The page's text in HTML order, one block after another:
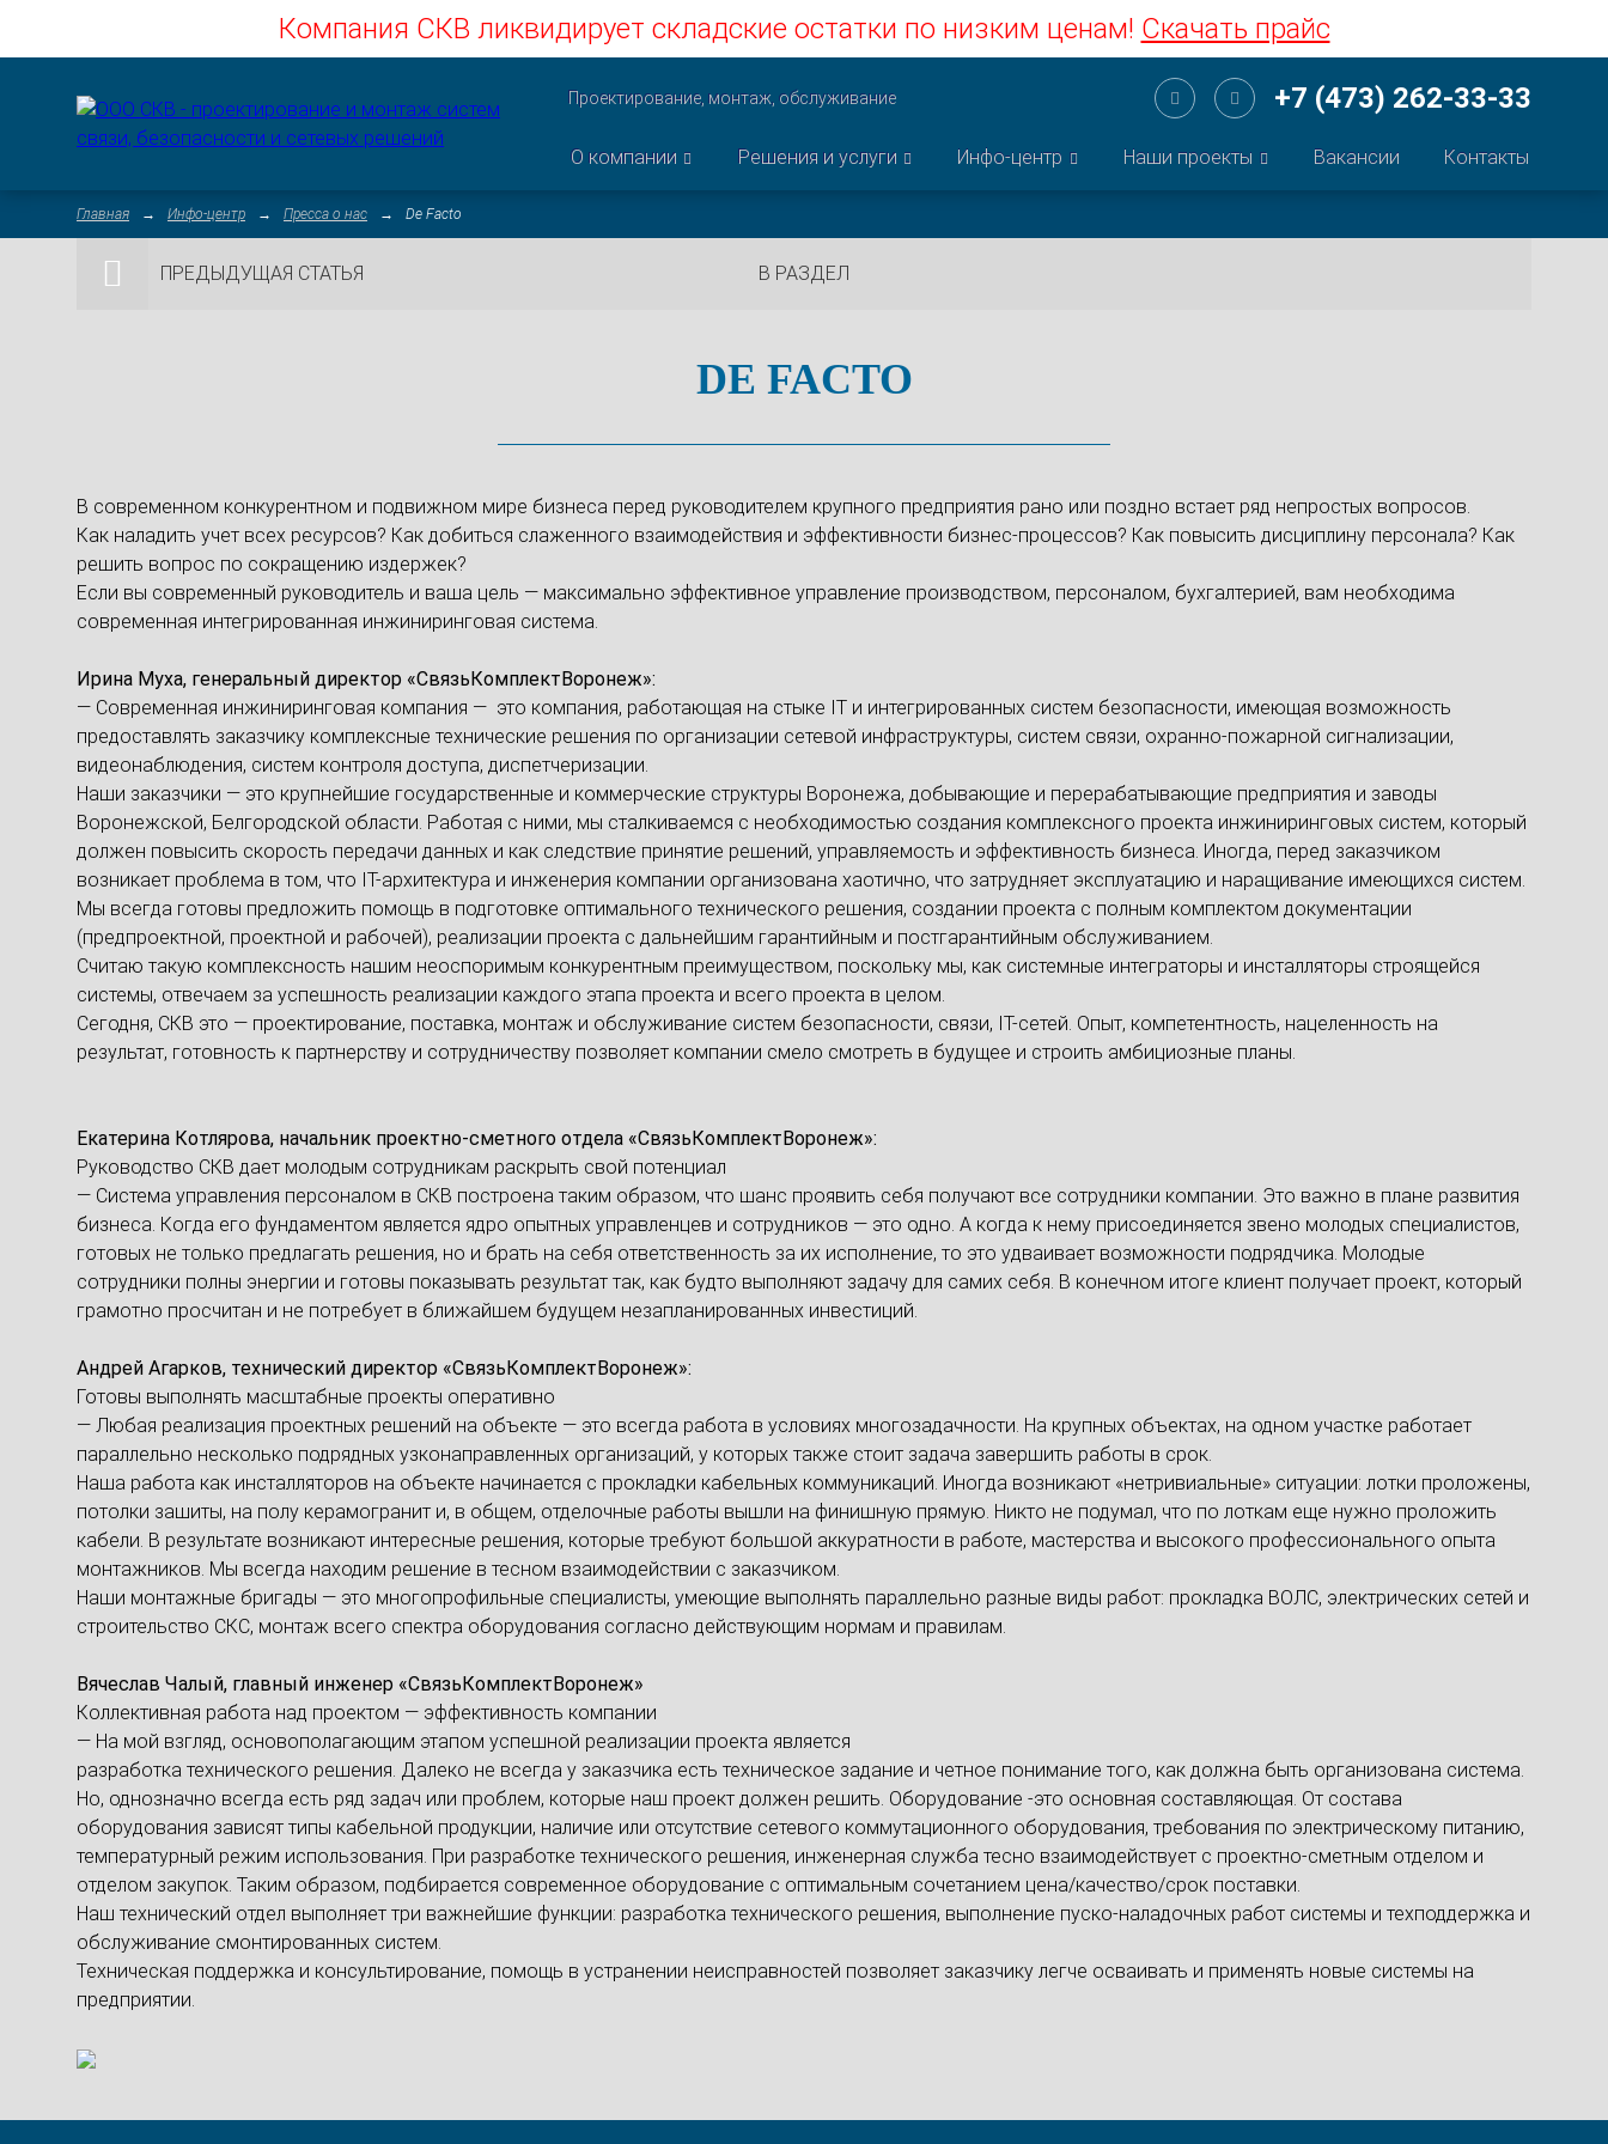
Компания СКВ ликвидирует складские остатки по низким ценам! Скачать прайс
Проектирование, монтаж, обслуживание +7 (473) 262-33-33
О компании Решения и услуги Инфо-центр Наши проекты Вакансии Контакты
Главная Инфо-центр Пресса о нас De Facto
ПРЕДЫДУЩАЯ СТАТЬЯ В РАЗДЕЛ
DE FACTO
В современном конкурентном и подвижном мире бизнеса перед руководителем крупного предприятия рано или поздно встает ряд непростых вопросов.
Как наладить учет всех ресурсов? Как добиться слаженного взаимодействия и эффективности бизнес-процессов? Как повысить дисциплину персонала? Как
решить вопрос по сокращению издержек?
Если вы современный руководитель и ваша цель — максимально эффективное управление производством, персоналом, бухгалтерией, вам необходима
современная интегрированная инжиниринговая система.
Ирина Муха, генеральный директор «СвязьКомплектВоронеж»:
— Современная инжиниринговая компания — это компания, работающая на стыке IT и интегрированных систем безопасности, имеющая возможность
предоставлять заказчику комплексные технические решения по организации сетевой инфраструктуры, систем связи, охранно-пожарной сигнализации,
видеонаблюдения, систем контроля доступа, диспетчеризации.
Наши заказчики — это крупнейшие государственные и коммерческие структуры Воронежа, добывающие и перерабатывающие предприятия и заводы
Воронежской, Белгородской области. Работая с ними, мы сталкиваемся с необходимостью создания комплексного проекта инжиниринговых систем, который
должен повысить скорость передачи данных и как следствие принятие решений, управляемость и эффективность бизнеса. Иногда, перед заказчиком
возникает проблема в том, что IT-архитектура и инженерия компании организована хаотично, что затрудняет эксплуатацию и наращивание имеющихся систем.
Мы всегда готовы предложить помощь в подготовке оптимального технического решения, создании проекта с полным комплектом документации
(предпроектной, проектной и рабочей), реализации проекта с дальнейшим гарантийным и постгарантийным обслуживанием.
Считаю такую комплексность нашим неоспоримым конкурентным преимуществом, поскольку мы, как системные интеграторы и инсталляторы строящейся
системы, отвечаем за успешность реализации каждого этапа проекта и всего проекта в целом.
Сегодня, СКВ это — проектирование, поставка, монтаж и обслуживание систем безопасности, связи, IT-сетей. Опыт, компетентность, нацеленность на
результат, готовность к партнерству и сотрудничеству позволяет компании смело смотреть в будущее и строить амбициозные планы.
Екатерина Котлярова, начальник проектно-сметного отдела «СвязьКомплектВоронеж»:
Руководство СКВ дает молодым сотрудникам раскрыть свой потенциал
— Система управления персоналом в СКВ построена таким образом, что шанс проявить себя получают все сотрудники компании. Это важно в плане развития
бизнеса. Когда его фундаментом является ядро опытных управленцев и сотрудников — это одно. А когда к нему присоединяется звено молодых специалистов,
готовых не только предлагать решения, но и брать на себя ответственность за их исполнение, то это удваивает возможности подрядчика. Молодые
сотрудники полны энергии и готовы показывать результат так, как будто выполняют задачу для самих себя. В конечном итоге клиент получает проект, который
грамотно просчитан и не потребует в ближайшем будущем незапланированных инвестиций.
Андрей Агарков, технический директор «СвязьКомплектВоронеж»:
Готовы выполнять масштабные проекты оперативно
— Любая реализация проектных решений на объекте — это всегда работа в условиях многозадачности. На крупных объектах, на одном участке работает
параллельно несколько подрядных узконаправленных организаций, у которых также стоит задача завершить работы в срок.
Наша работа как инсталляторов на объекте начинается с прокладки кабельных коммуникаций. Иногда возникают «нетривиальные» ситуации: лотки проложены,
потолки зашиты, на полу керамогранит и, в общем, отделочные работы вышли на финишную прямую. Никто не подумал, что по лоткам еще нужно проложить
кабели. В результате возникают интересные решения, которые требуют большой аккуратности в работе, мастерства и высокого профессионального опыта
монтажников. Мы всегда находим решение в тесном взаимодействии с заказчиком.
Наши монтажные бригады — это многопрофильные специалисты, умеющие выполнять параллельно разные виды работ: прокладка ВОЛС, электрических сетей и
строительство СКС, монтаж всего спектра оборудования согласно действующим нормам и правилам.
Вячеслав Чалый, главный инженер «СвязьКомплектВоронеж»
Коллективная работа над проектом — эффективность компании
— На мой взгляд, основополагающим этапом успешной реализации проекта является
разработка технического решения. Далеко не всегда у заказчика есть техническое задание и четное понимание того, как должна быть организована система.
Но, однозначно всегда есть ряд задач или проблем, которые наш проект должен решить. Оборудование -это основная составляющая. От состава
оборудования зависят типы кабельной продукции, наличие или отсутствие сетевого коммутационного оборудования, требования по электрическому питанию,
температурный режим использования. При разработке технического решения, инженерная служба тесно взаимодействует с проектно-сметным отделом и
отделом закупок. Таким образом, подбирается современное оборудование с оптимальным сочетанием цена/качество/срок поставки.
Наш технический отдел выполняет три важнейшие функции: разработка технического решения, выполнение пуско-наладочных работ системы и техподдержка и
обслуживание смонтированных систем.
Техническая поддержка и консультирование, помощь в устранении неисправностей позволяет заказчику легче осваивать и применять новые системы на
предприятии.